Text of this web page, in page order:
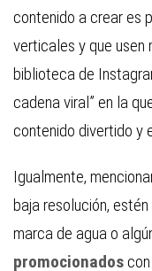
contenido a crear es
verticales y que usen
biblioteca de
cadena viral” en la
contenido divertido y
Igualmente,
baja resolución,
marca de agua o
promocionados